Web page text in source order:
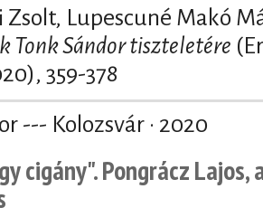
Zsolt, Lupescuné Makó
Tonk Sándor tiszteletére
359-378
--- Kolozsvár · 2020
cigány". Pongrácz